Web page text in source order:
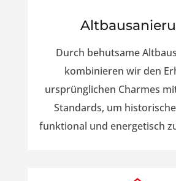
Durch behutsame
kombinieren wir den
ursprünglichen Charmes
Standards, um
funktional und energetisch